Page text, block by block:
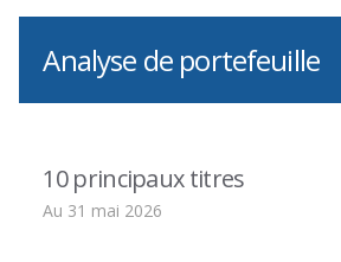
Analyse de portefeuille
10 principaux titres
Au 31 mai 2026